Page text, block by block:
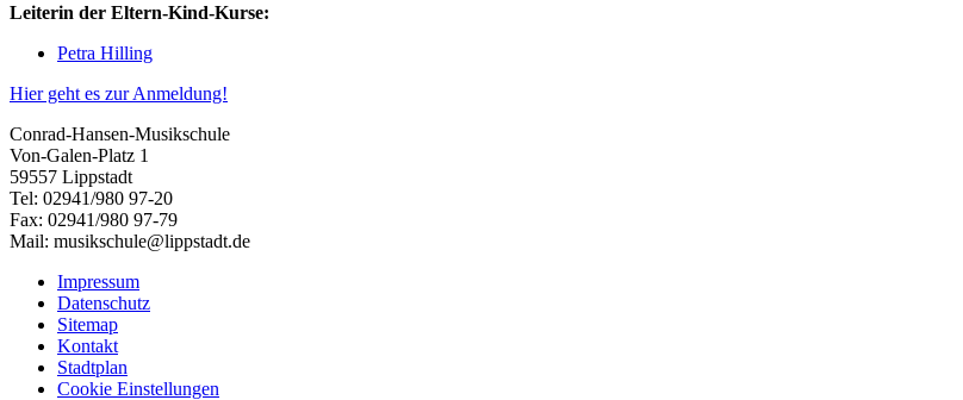
Leiterin der Eltern-Kind-Kurse:
Petra Hilling
Hier geht es zur Anmeldung!
Conrad-Hansen-Musikschule
Von-Galen-Platz 1
59557 Lippstadt
Tel: 02941/980 97-20
Fax: 02941/980 97-79
Mail: musikschule@lippstadt.de
Impressum
Datenschutz
Sitemap
Kontakt
Stadtplan
Cookie Einstellungen